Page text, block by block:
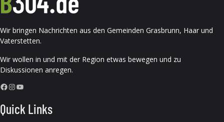
Wir bringen Nachrichten aus den Gemeinden Grasbrunn, Haar und
Vaterstetten.
Wir wollen in und mit der Region etwas bewegen und zu
Diskussionen anregen.
Facebook InstagramYouTube
Quick Links